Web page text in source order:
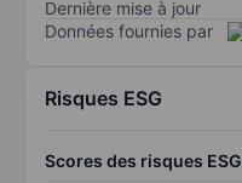
Dernière mise à jour
Données fournies par
Risques ESG
Scores des risques ESG